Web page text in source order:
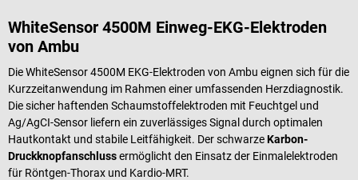
WhiteSensor 4500M Einweg-EKG-Elektroden
von Ambu
Die WhiteSensor 4500M EKG-Elektroden von Ambu eignen sich für die
Kurzzeitanwendung im Rahmen einer umfassenden Herzdiagnostik.
Die sicher haftenden Schaumstoffelektroden mit Feuchtgel und
Ag/AgCI-Sensor liefern ein zuverlässiges Signal durch optimalen
Hautkontakt und stabile Leitfähigkeit. Der schwarzeKarbon-
Druckknopfanschlussermöglicht den Einsatz der Einmalelektroden
für Röntgen-Thorax und Kardio-MRT.